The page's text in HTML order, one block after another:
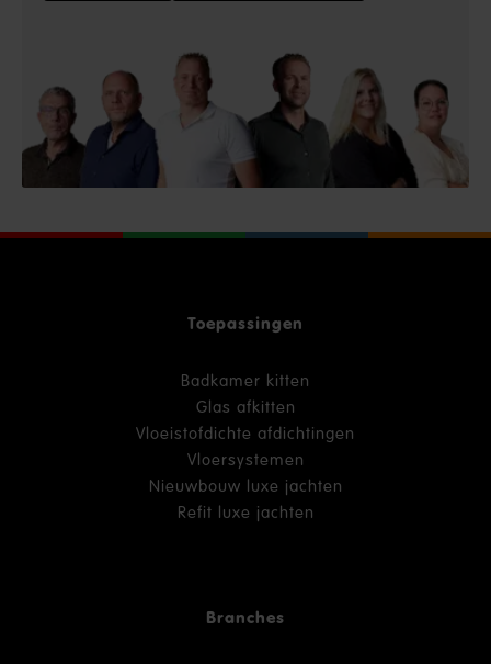
Toepassingen
Badkamer kitten
Glas afkitten
Vloeistofdichte afdichtingen
Vloersystemen
Nieuwbouw luxe jachten
Refit luxe jachten
Branches